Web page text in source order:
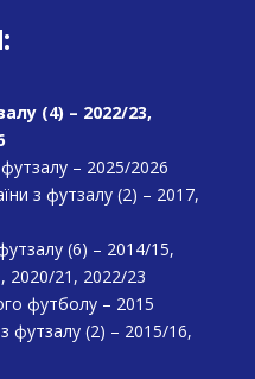
(4) – 2022/23,
– 2025/2026
з футзалу (2) – 2017,
(6) – 2014/15,
2020/21, 2022/23
футболу – 2015
футзалу (2) – 2015/16,